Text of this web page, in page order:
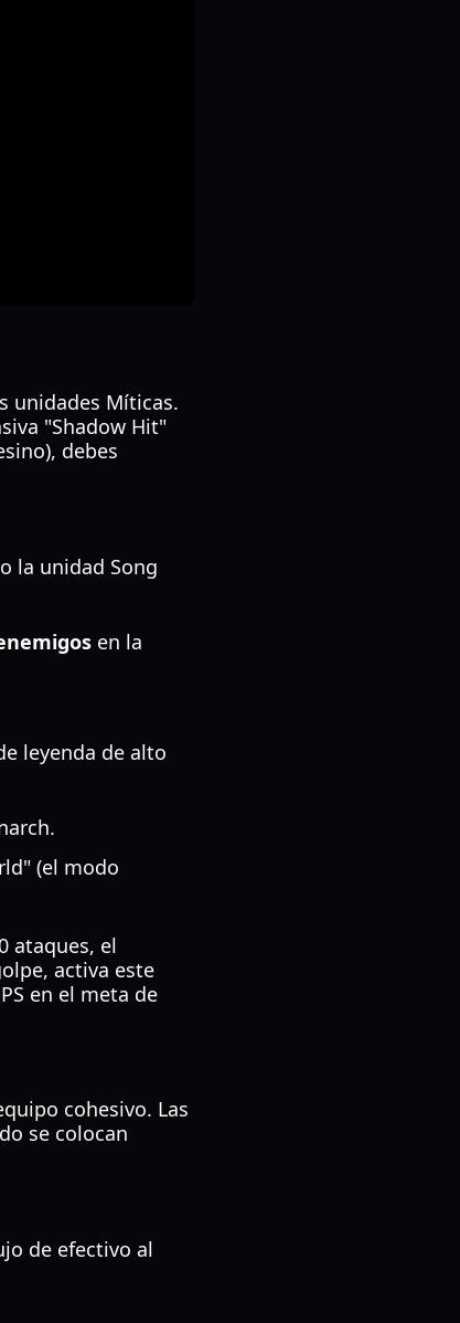
unidades Míticas.
"Shadow Hit"
debes
la unidad Song
en la
leyenda de alto
(el modo
ataques, el
activa este
en el meta de
cohesivo. Las
se colocan
de efectivo al